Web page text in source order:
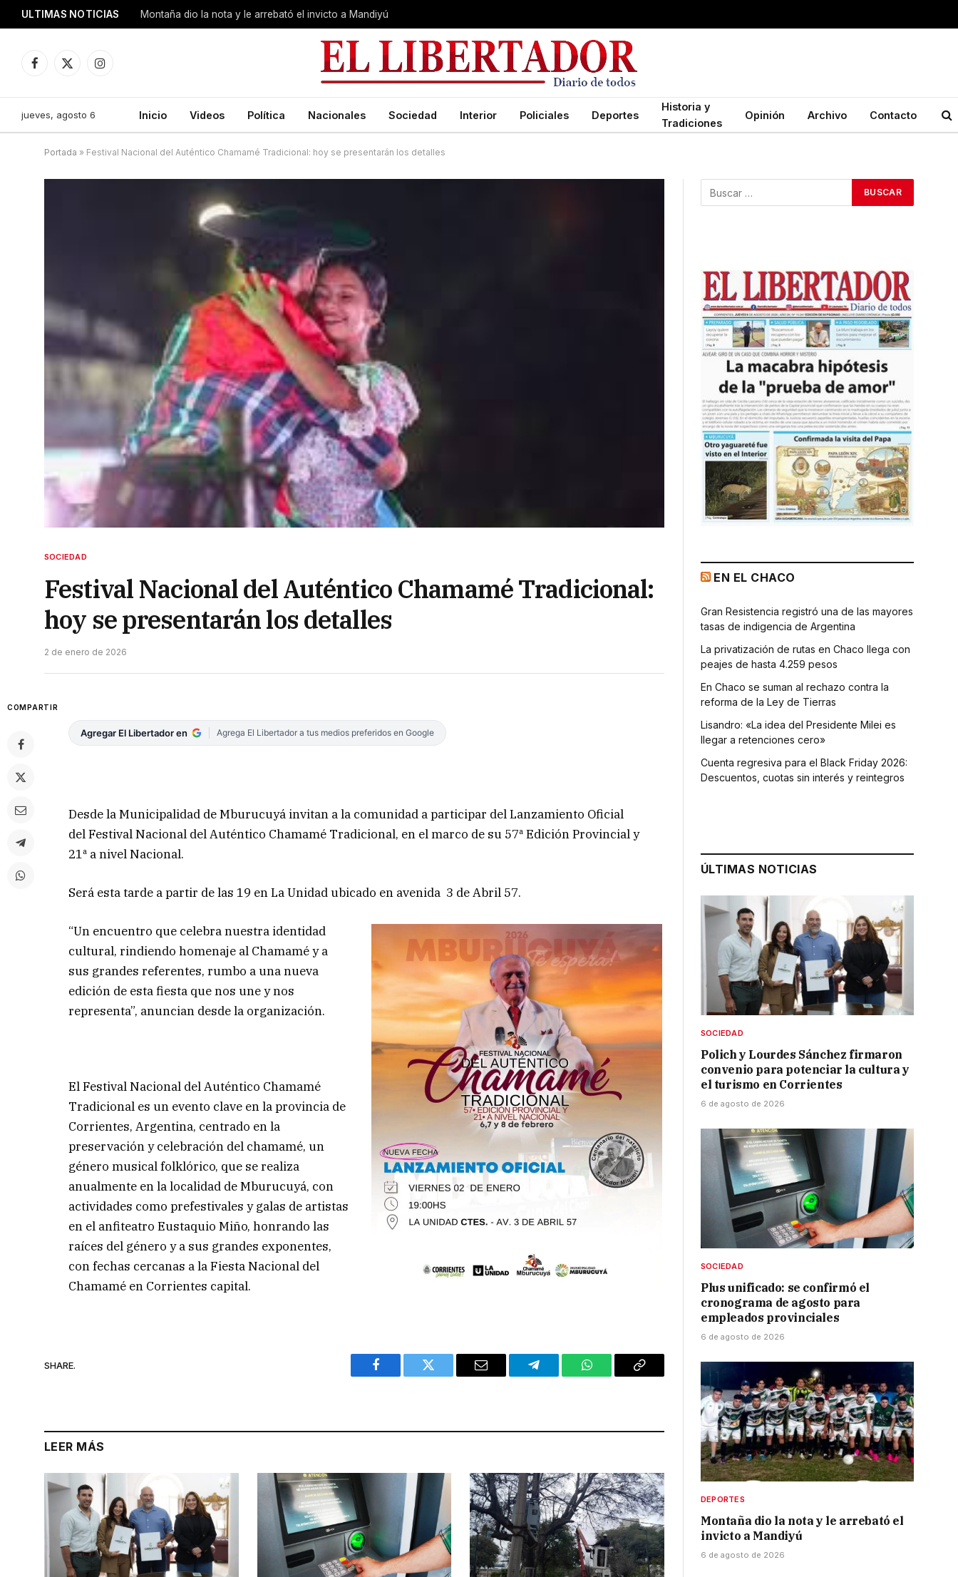
ULTIMAS NOTICIAS Montaña dio la nota y le arrebató el invicto a Mandiyú
Facebook
X
Instagram
jueves, agosto 6 Inicio Videos Política Nacionales Sociedad Interior Policiales Deportes
Historia y
Tradiciones
Opinión Archivo Contacto
Portada » Festival Nacional del Auténtico Chamamé Tradicional: hoy se presentarán los detalles
SOCIEDAD
Festival Nacional del Auténtico Chamamé Tradicional:
hoy se presentarán los detalles
2 de enero de 2026
COMPARTIR
Agregar El Libertador en Agrega El Libertador a tus medios preferidos en Google
Desde la Municipalidad de Mburucuyá invitan a la comunidad a participar del Lanzamiento Oficial
del Festival Nacional del Auténtico Chamamé Tradicional, en el marco de su 57ª Edición Provincial y
21ª a nivel Nacional.
Será esta tarde a partir de las 19 en La Unidad ubicado en avenida 3 de Abril 57.
“Un encuentro que celebra nuestra identidad
cultural, rindiendo homenaje al Chamamé y a
sus grandes referentes, rumbo a una nueva
edición de esta fiesta que nos une y nos
representa”, anuncian desde la organización.
El Festival Nacional del Auténtico Chamamé
Tradicional es un evento clave en la provincia de
Corrientes, Argentina, centrado en la
preservación y celebración del chamamé, un
género musical folklórico, que se realiza
anualmente en la localidad de Mburucuyá, con
actividades como prefestivales y galas de artistas
en el anfiteatro Eustaquio Miño, honrando las
raíces del género y a sus grandes exponentes,
con fechas cercanas a la Fiesta Nacional del
Chamamé en Corrientes capital.
SHARE.
Facebook Twitter Email Telegram WhatsAppCopy
LEER MÁS
EN EL CHACO
Gran Resistencia registró una de las mayores
tasas de indigencia de Argentina
La privatización de rutas en Chaco llega con
peajes de hasta 4.259 pesos
En Chaco se suman al rechazo contra la
reforma de la Ley de Tierras
Lisandro: «La idea del Presidente Milei es
llegar a retenciones cero»
Cuenta regresiva para el Black Friday 2026:
Descuentos, cuotas sin interés y reintegros
ÚLTIMAS NOTICIAS
SOCIEDAD
Polich y Lourdes Sánchez firmaron
convenio para potenciar la cultura y
el turismo en Corrientes
6 de agosto de 2026
SOCIEDAD
Plus unificado: se confirmó el
cronograma de agosto para
empleados provinciales
6 de agosto de 2026
DEPORTES
Montaña dio la nota y le arrebató el
invicto a Mandiyú
6 de agosto de 2026